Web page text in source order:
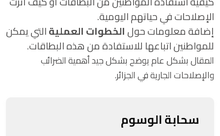
الإصلاحات في حياتهم اليومية.
إضافة معلومات حولالخطوات العمليةالتي يمكن
للمواطنين اتباعها للاستفادة من هذه البطاقات.
المقال بشكل عام يوضح بشكل جيد أهمية الضرائب
والإصلاحات الجارية في الجزائر.
سحابة الوسوم